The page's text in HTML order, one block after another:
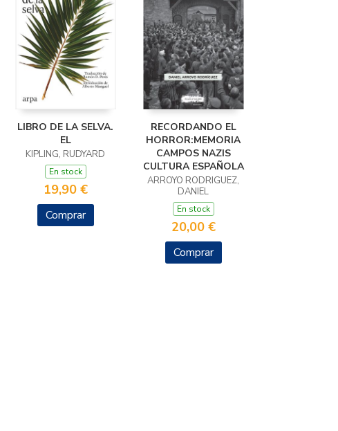
LIBRO DE LA SELVA.
EL
KIPLING, RUDYARD
En stock
19,90 €
Comprar
RECORDANDO EL
HORROR:MEMORIA
CAMPOS NAZIS
CULTURA ESPAÑOLA
ARROYO RODRIGUEZ,
DANIEL
En stock
20,00 €
Comprar